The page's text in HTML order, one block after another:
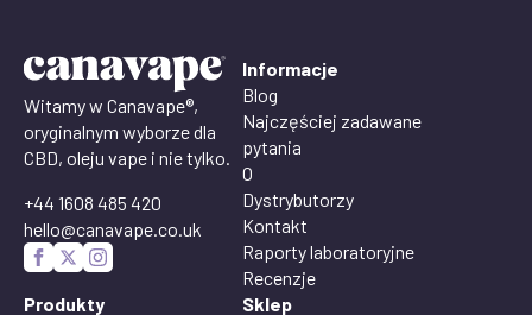
Witamy w Canavape®,
oryginalnym wyborze dla
CBD, oleju vape i nie tylko.
+44 1608 485 420
hello@canavape.co.uk
Informacje
Blog
Najczęściej zadawane
pytania
O
Dystrybutorzy
Kontakt
Raporty laboratoryjne
Recenzje
Produkty
Sklep